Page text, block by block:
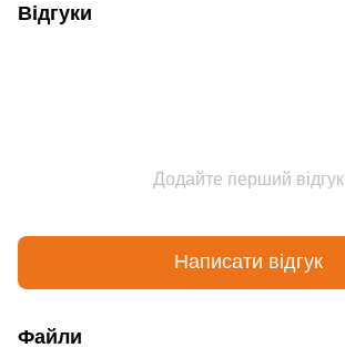
Відгуки
Додайте перший відгук
Написати відгук
Файли